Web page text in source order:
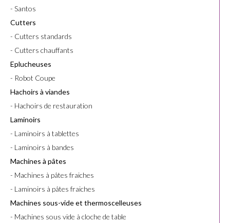
- Santos
Cutters
- Cutters standards
- Cutters chauffants
Eplucheuses
- Robot Coupe
Hachoirs à viandes
- Hachoirs de restauration
Laminoirs
- Laminoirs à tablettes
- Laminoirs à bandes
Machines à pâtes
- Machines à pâtes fraiches
- Laminoirs à pâtes fraiches
Machines sous-vide et thermoscelleuses
- Machines sous vide à cloche de table